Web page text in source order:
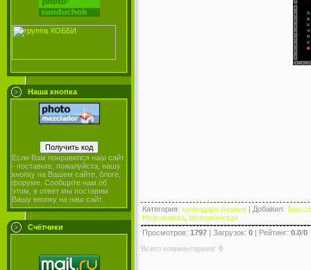
Наша кнопка
Если Вам понравился наш сайт
- поставьте, пожалуйста, нашу
кнопку на Вашем сайте, блоге,
форуме. Сообщите нам об
этом, в ответ мы поставим
Вашу кнопку на наш сайт.
Счётчики
Категория: календари разные | Добавил:
Незнакомка венецианская
Просмотров: 1797 | Загрузок: 0 | Рейтинг: 0.0/0
Всего комментариев: 0